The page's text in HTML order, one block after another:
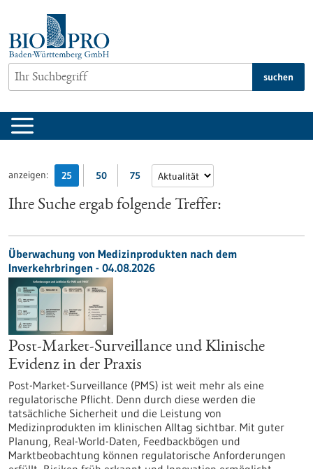
springen
suchen
anzeigen: 25 50 75
Ihre Suche ergab folgende Treffer:
Überwachung von Medizinprodukten nach dem
Inverkehrbringen - 04.08.2026
Post-Market-Surveillance und Klinische
Evidenz in der Praxis
Post-Market-Surveillance (PMS) ist weit mehr als eine
regulatorische Pflicht. Denn durch diese werden die
tatsächliche Sicherheit und die Leistung von
Medizinprodukten im klinischen Alltag sichtbar. Mit guter
Planung, Real-World-Daten, Feedbackbögen und
Marktbeobachtung können regulatorische Anforderungen